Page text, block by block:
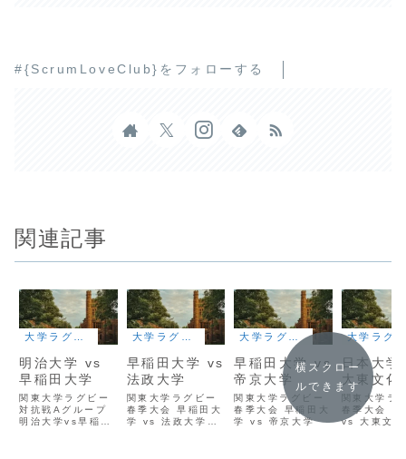
#{ScrumLoveClub}をフォローする
関連記事
明治大学 vs
早稲田大学
関東大学ラグビー
対抗戦Aグループ
明治大学vs早稲田
早稲田大学 vs
法政大学
関東大学ラグビー
春季大会 早稲田大
学 vs 法政大学
早稲田大学 vs
帝京大学
関東大学ラグビー
春季大会 早稲田大
学 vs 帝京大学
日本大
大東文化
関東大学ラ
春季大会 日
vs 大東文
横スクロー
ルできます